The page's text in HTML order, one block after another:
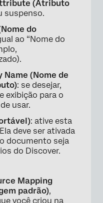
(Atributo
suspenso.
do
ao “Nome do
(Nome de
: se desejar,
exibição para o
usar.
: ative esta
deve ser ativada
documento seja
do Discover.
Mapping
padrão),
você criou na